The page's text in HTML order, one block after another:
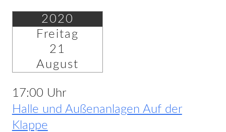
2020
Freitag
21
August
17:00 Uhr
Halle und Außenanlagen Auf der
Klappe